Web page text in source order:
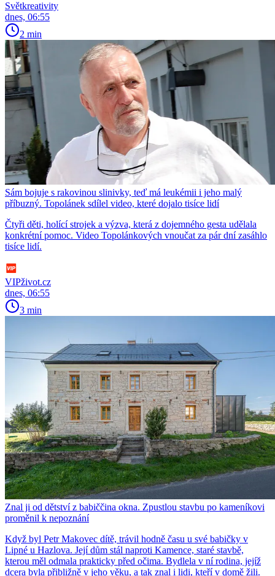
Světkreativity
dnes, 06:55
2 min
Sám bojuje s rakovinou slinivky, teď má leukémii i jeho malý
příbuzný. Topolánek sdílel video, které dojalo tisíce lidí
Čtyři děti, holící strojek a výzva, která z dojemného gesta udělala
konkrétní pomoc. Video Topolánkových vnoučat za pár dní zasáhlo
tisíce lidí.
VIPživot.cz
dnes, 06:55
3 min
Znal ji od dětství z babiččina okna. Zpustlou stavbu po kameníkovi
proměnil k nepoznání
Když byl Petr Makovec dítě, trávil hodně času u své babičky v
Lipné u Hazlova. Její dům stál naproti Kamence, staré stavbě,
kterou měl odmala prakticky před očima. Bydlela v ní rodina, jejíž
dcera byla přibližně v jeho věku, a tak znal i lidi, kteří v domě žili.